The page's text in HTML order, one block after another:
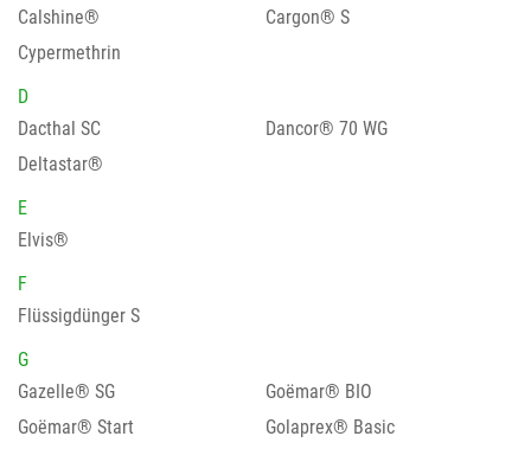
Calshine®
Cargon® S
Cypermethrin
D
Dacthal SC
Dancor® 70 WG
Deltastar®
E
Elvis®
F
Flüssigdünger S
G
Gazelle® SG
Goëmar® BIO
Goëmar® Start
Golaprex® Basic